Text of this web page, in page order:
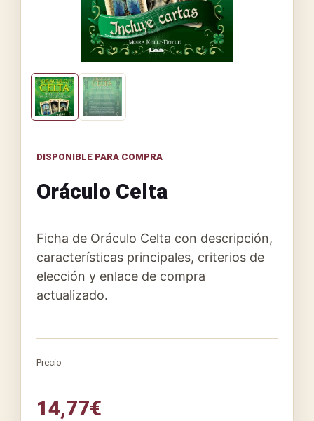
DISPONIBLE PARA COMPRA
Oráculo Celta
Ficha de Oráculo Celta con descripción,
características principales, criterios de
elección y enlace de compra
actualizado.
Precio
14,77€